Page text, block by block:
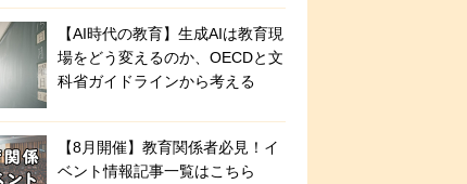
【AI時代の教育】生成AIは教育現
場をどう変えるのか、OECDと文
科省ガイドラインから考える
【8月開催】教育関係者必見！イ
ベント情報記事一覧はこちら